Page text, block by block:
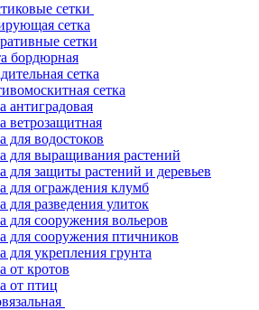
сетки
сетка
сетки
бордюрная
сетка
сетка
антиградовая
ветрозащитная
для водостоков
для выращивания растений
для защиты растений и деревьев
для ограждения клумб
для разведения улиток
для сооружения вольеров
для сооружения птичников
для укрепления грунта
от кротов
от птиц